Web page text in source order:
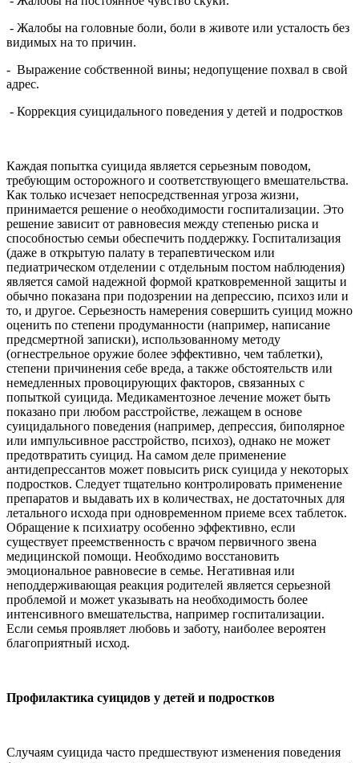
- Жалобы на головные боли, боли в животе или усталость без
видимых на то причин.
- Выражение собственной вины; недопущение похвал в свой
адрес.
- Коррекция суицидального поведения у детей и подростков
Каждая попытка суицида является серьезным поводом,
требующим осторожного и соответствующего вмешательства.
Как только исчезает непосредственная угроза жизни,
принимается решение о необходимости госпитализации. Это
решение зависит от равновесия между степенью риска и
способностью семьи обеспечить поддержку. Госпитализация
(даже в открытую палату в терапевтическом или
педиатрическом отделении с отдельным постом наблюдения)
является самой надежной формой кратковременной защиты и
обычно показана при подозрении на депрессию, психоз или и
то, и другое. Серьезность намерения совершить суицид можно
оценить по степени продуманности (например, написание
предсмертной записки), использованному методу
(огнестрельное оружие более эффективно, чем таблетки),
степени причинения себе вреда, а также обстоятельств или
немедленных провоцирующих факторов, связанных с
попыткой суицида. Медикаментозное лечение может быть
показано при любом расстройстве, лежащем в основе
суицидального поведения (например, депрессия, биполярное
или импульсивное расстройство, психоз), однако не может
предотвратить суицид. На самом деле применение
антидепрессантов может повысить риск суицида у некоторых
подростков. Следует тщательно контролировать применение
препаратов и выдавать их в количествах, не достаточных для
летального исхода при одновременном приеме всех таблеток.
Обращение к психиатру особенно эффективно, если
существует преемственность с врачом первичного звена
медицинской помощи. Необходимо восстановить
эмоциональное равновесие в семье. Негативная или
неподдерживающая реакция родителей является серьезной
проблемой и может указывать на необходимость более
интенсивного вмешательства, например госпитализации.
Если семья проявляет любовь и заботу, наиболее вероятен
благоприятный исход.
Профилактика суицидов у детей и подростков
Случаям суицида часто предшествуют изменения поведения